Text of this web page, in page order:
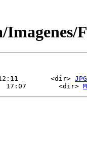
<dir> JPG
17:07        <dir>